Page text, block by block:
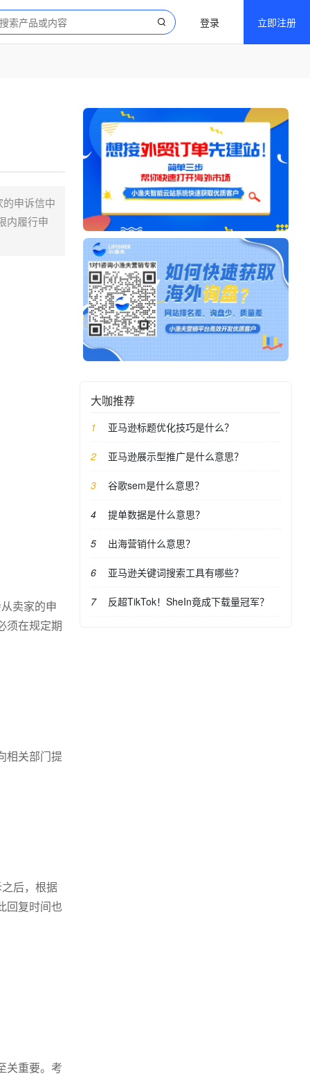
登录 立即注册
的申诉信中
内履行申
卖家的申
须在规定期
相关部门提
后，根据
回复时间也
关重要。考
大咖推荐
亚马逊标题优化技巧是什么？
亚马逊展示型推广是什么意思？
谷歌sem是什么意思？
提单数据是什么意思？
出海营销什么意思？
亚马逊关键词搜索工具有哪些？
反超TikTok！SheIn竟成下载量冠军？